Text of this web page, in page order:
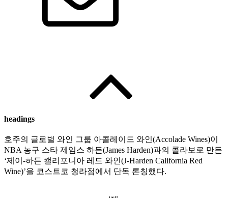
headings
호주의 글로벌 와인 그룹 아콜레이드 와인(Accolade Wines)이
NBA 농구 스타 제임스 하든(James Harden)과의 콜라보로 만든
‘제이-하든 캘리포니아 레드 와인(J-Harden California Red
Wine)’을 코스트코 청라점에서 단독 론칭했다.